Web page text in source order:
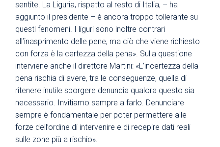
sentite. La Liguria, rispetto al resto di Italia, – ha
aggiunto il presidente – è ancora troppo tollerante su
questi fenomeni. I liguri sono inoltre contrari
all’inasprimento delle pene, ma ciò che viene richiesto
con forza è la certezza della pena». Sulla questione
interviene anche il direttore Martini: «L’incertezza della
pena rischia di avere, tra le conseguenze, quella di
ritenere inutile sporgere denuncia qualora questo sia
necessario. Invitiamo sempre a farlo. Denunciare
sempre è fondamentale per poter permettere alle
forze dell’ordine di intervenire e di recepire dati reali
sulle zone più a rischio».